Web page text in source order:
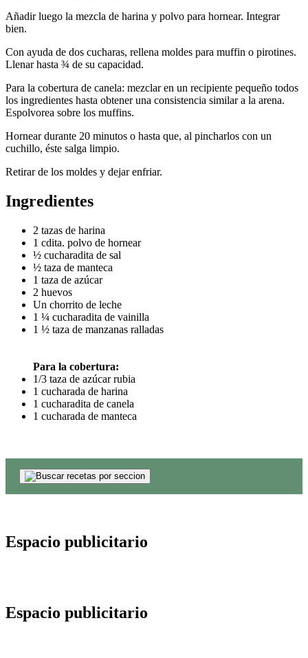
Añadir luego la mezcla de harina y polvo para hornear. Integrar
bien.
Con ayuda de dos cucharas, rellena moldes para muffin o pirotines.
Llenar hasta ¾ de su capacidad.
Para la cobertura de canela: mezclar en un recipiente pequeño todos
los ingredientes hasta obtener una consistencia similar a la arena.
Espolvorea sobre los muffins.
Hornear durante 20 minutos o hasta que, al pincharlos con un
cuchillo, éste salga limpio.
Retirar de los moldes y dejar enfriar.
Ingredientes
2 tazas de harina
1 cdita. polvo de hornear
½ cucharadita de sal
½ taza de manteca
1 taza de azúcar
2 huevos
Un chorrito de leche
1 ¼ cucharadita de vainilla
1 ½ taza de manzanas ralladas
Para la cobertura:
1/3 taza de azúcar rubia
1 cucharada de harina
1 cucharadita de canela
1 cucharada de manteca
Espacio publicitario
Espacio publicitario